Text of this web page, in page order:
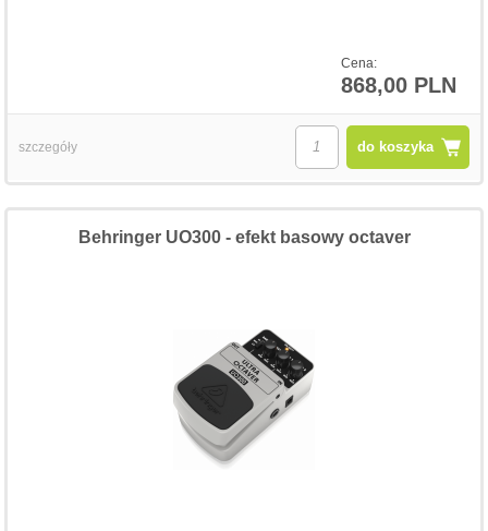
Cena:
868,00 PLN
do koszyka
szczegóły
Behringer UO300 - efekt basowy octaver